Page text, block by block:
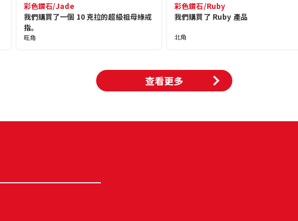
彩色鑽石/Jade
我們購買了一個 10 克拉的超級祖母綠戒
指。
旺角
彩色鑽石/Ruby
我們購買了 Ruby 產品
北角
查看更多